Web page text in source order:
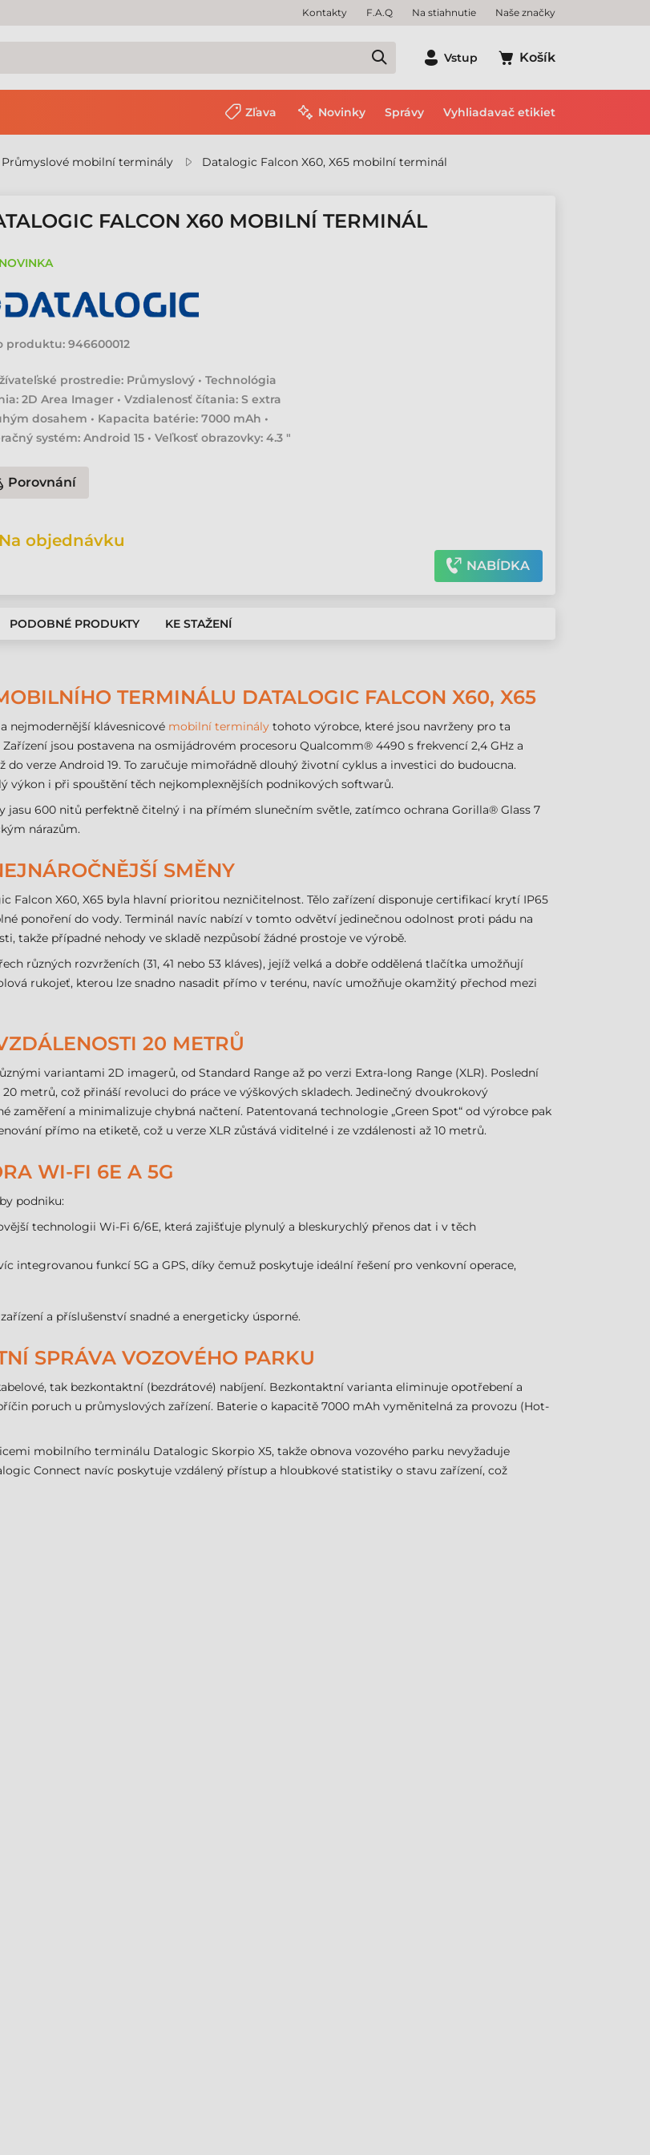
Kontakty F.A.Q Na stiahnutie Naše značky
Vstup Košík
Zľava Novinky Správy Vyhliadavač etikiet
Průmyslové mobilní terminály Datalogic Falcon X60, X65 mobilní terminál
FALCON X60 MOBILNÍ TERMINÁL
NOVINKA
produktu: 946600012
prostredie: Průmyslový • Technológia
2D Area Imager • Vzdialenosť čítania: S extra
dosahem • Kapacita batérie: 7000 mAh •
systém: Android 15 • Veľkosť obrazovky: 4.3 "
Porovnání
Na objednávku
NABÍDKA
PODOBNÉ PRODUKTY KE STAŽENÍ
TERMINÁLU DATALOGIC FALCON X60, X65
nejmodernější klávesnicové mobilní terminály tohoto výrobce, které jsou navrženy pro ta
jsou postavena na osmijádrovém procesoru Qualcomm® 4490 s frekvencí 2,4 GHz a
verze Android 19. To zaručuje mimořádně dlouhý životní cyklus a investici do budoucna.
výkon i při spouštění těch nejkomplexnějších podnikových softwarů.
jasu 600 nitů perfektně čitelný i na přímém slunečním světle, zatímco ochrana Gorilla® Glass 7
nárazům.
SMĚNY
X60, X65 byla hlavní prioritou nezničitelnost. Tělo zařízení disponuje certifikací krytí IP65
ponoření do vody. Terminál navíc nabízí v tomto odvětví jedinečnou odolnost proti pádu na
takže případné nehody ve skladě nezpůsobí žádné prostoje ve výrobě.
různých rozvrženích (31, 41 nebo 53 kláves), jejíž velká a dobře oddělená tlačítka umožňují
rukojeť, kterou lze snadno nasadit přímo v terénu, navíc umožňuje okamžitý přechod mezi
20 METRŮ
variantami 2D imagerů, od Standard Range až po verzi Extra-long Range (XLR). Poslední
metrů, což přináší revoluci do práce ve výškových skladech. Jedinečný dvoukrokový
a minimalizuje chybná načtení. Patentovaná technologie „Green Spot“ od výrobce pak
přímo na etiketě, což u verze XLR zůstává viditelné i ze vzdálenosti až 10 metrů.
WI-FI 6E A 5G
podniku:
technologii Wi-Fi 6/6E, která zajišťuje plynulý a bleskurychlý přenos dat i v těch
integrovanou funkcí 5G a GPS, díky čemuž poskytuje ideální řešení pro venkovní operace,
a příslušenství snadné a energeticky úsporné.
SPRÁVA VOZOVÉHO PARKU
tak bezkontaktní (bezdrátové) nabíjení. Bezkontaktní varianta eliminuje opotřebení a
poruch u průmyslových zařízení. Baterie o kapacitě 7000 mAh vyměnitelná za provozu (Hot-
mobilního terminálu Datalogic Skorpio X5, takže obnova vozového parku nevyžaduje
Connect navíc poskytuje vzdálený přístup a hloubkové statistiky o stavu zařízení, což